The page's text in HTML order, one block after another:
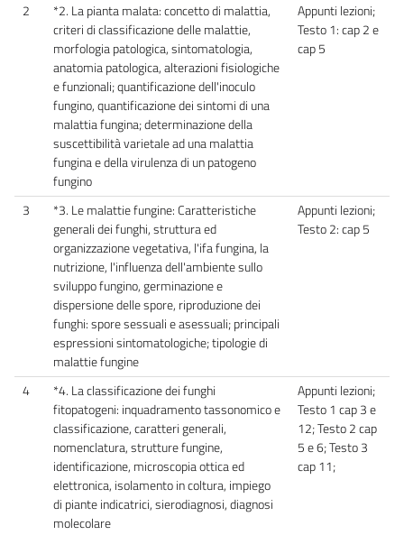
2
*2. La pianta malata: concetto di malattia,
criteri di classificazione delle malattie,
morfologia patologica, sintomatologia,
anatomia patologica, alterazioni fisiologiche
e funzionali; quantificazione dell'inoculo
fungino, quantificazione dei sintomi di una
malattia fungina; determinazione della
suscettibilità varietale ad una malattia
fungina e della virulenza di un patogeno
fungino
Appunti lezioni;
Testo 1: cap 2 e
cap 5
3
*3. Le malattie fungine: Caratteristiche
generali dei funghi, struttura ed
organizzazione vegetativa, l'ifa fungina, la
nutrizione, l'influenza dell'ambiente sullo
sviluppo fungino, germinazione e
dispersione delle spore, riproduzione dei
funghi: spore sessuali e asessuali; principali
espressioni sintomatologiche; tipologie di
malattie fungine
Appunti lezioni;
Testo 2: cap 5
4
*4. La classificazione dei funghi
fitopatogeni: inquadramento tassonomico e
classificazione, caratteri generali,
nomenclatura, strutture fungine,
identificazione, microscopia ottica ed
elettronica, isolamento in coltura, impiego
di piante indicatrici, sierodiagnosi, diagnosi
molecolare
Appunti lezioni;
Testo 1 cap 3 e
12; Testo 2 cap
5 e 6; Testo 3
cap 11;